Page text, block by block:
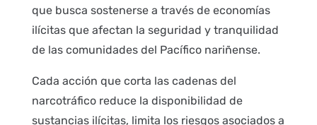
que busca sostenerse a través de economías
ilícitas que afectan la seguridad y tranquilidad
de las comunidades del Pacífico nariñense.
Cada acción que corta las cadenas del
narcotráfico reduce la disponibilidad de
sustancias ilícitas, limita los riesgos asociados a